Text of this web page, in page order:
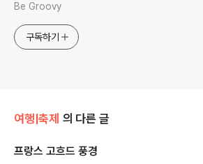
Be Groovy
구독하기
여행|축제 의 다른 글
프랑스 고흐드 풍경